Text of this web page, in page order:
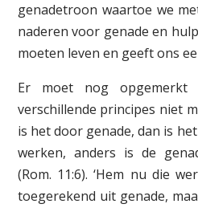
genadetroon waartoe we
naderen voor genade en
moeten leven en geeft ons
Er moet nog opgemerkt
verschillende principes niet
is het door genade, dan is
werken, anders is de
(Rom. 11:6). ‘Hem nu die
toegerekend uit genade,